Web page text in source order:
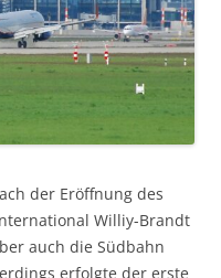
der Eröffnung des
Williy-Brandt
auch die Südbahn
erfolgte der erste